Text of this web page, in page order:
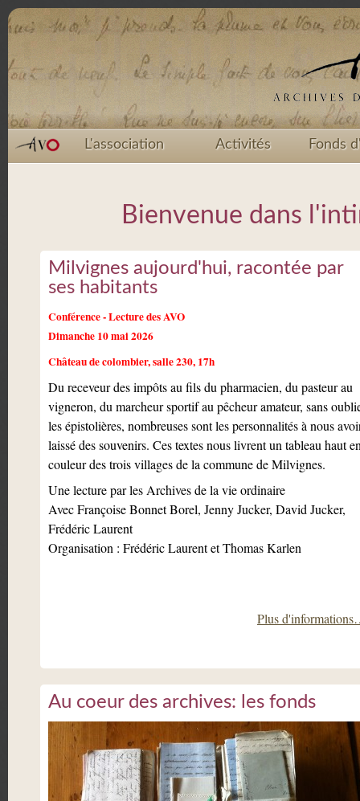
L'association Activités Fonds
Bienvenue dans
Milvignes aujourd'hui, racontée par
ses habitants
Conférence - Lecture des AVO
Dimanche 10 mai 2026
Château de colombier, salle 230, 17h
Du receveur des impôts au fils du pharmacien, du pasteur au
vigneron, du marcheur sportif au pêcheur amateur, sans
les épistolières, nombreuses sont les personnalités à nous
laissé des souvenirs. Ces textes nous livrent un tableau haut
couleur des trois villages de la commune de Milvignes.
Une lecture par les Archives de la vie ordinaire
Avec Françoise Bonnet Borel, Jenny Jucker, David Jucker,
Frédéric Laurent
Organisation : Frédéric Laurent et Thomas Karlen
Plus
Au coeur des archives: les fonds